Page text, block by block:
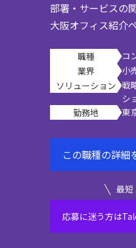
部署・サービスの
大阪オフィス紹介
職種
コ
業界
小
ソリューション 戦
シ
勤務地
東
この職種の詳細
最短
応募に迷う方は